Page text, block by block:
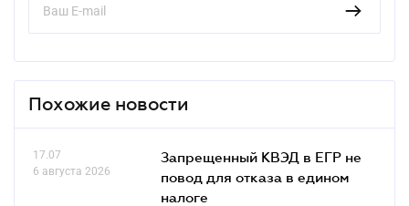
Похожие новости
17.07
6 августа 2026
Запрещенный КВЭД в ЕГР не
повод для отказа в едином
налоге